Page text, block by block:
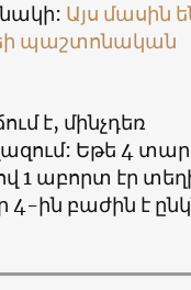
Այս մասին
պաշտոնական
է, մինչդեռ
Եթե 4
1 աբորտ էր
4-ին բաժին է